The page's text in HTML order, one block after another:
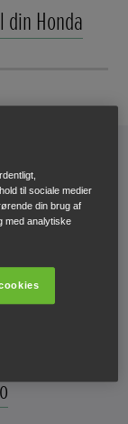
Honda
til sociale medier
din brug af
med analytiske